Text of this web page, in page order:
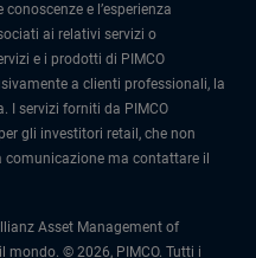
e l’esperienza
ai relativi servizi o
e i prodotti di PIMCO
a clienti professionali, la
I servizi forniti da PIMCO
gli investitori retail, che non
ma contattare il
Asset Management of
mondo. © 2026, PIMCO. Tutti i